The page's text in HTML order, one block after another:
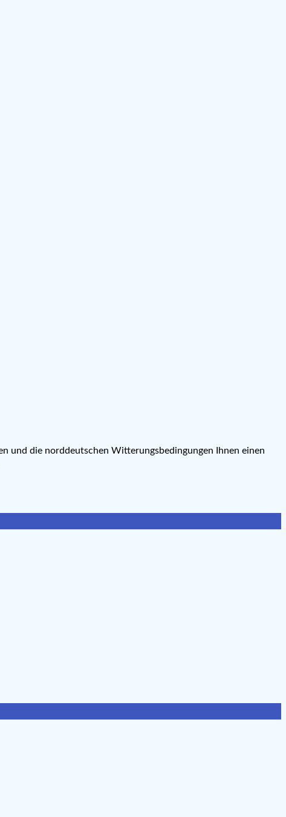
und die norddeutschen Witterungsbedingungen Ihnen einen